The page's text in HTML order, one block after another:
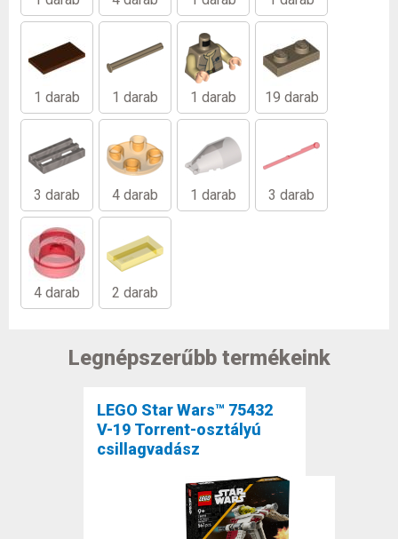
1 darab 1 darab 1 darab 19 darab
3 darab 4 darab 1 darab 3 darab
4 darab 2 darab
Legnépszerűbb termékeink
LEGO Star Wars™ 75432
V-19 Torrent-osztályú
csillagvadász